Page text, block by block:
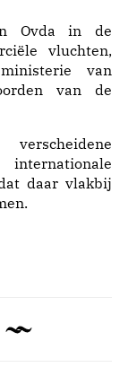
Ovda in de
vluchten,
van
van de
daar vlakbij